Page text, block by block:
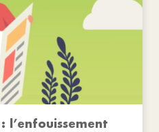
l’enfouissement